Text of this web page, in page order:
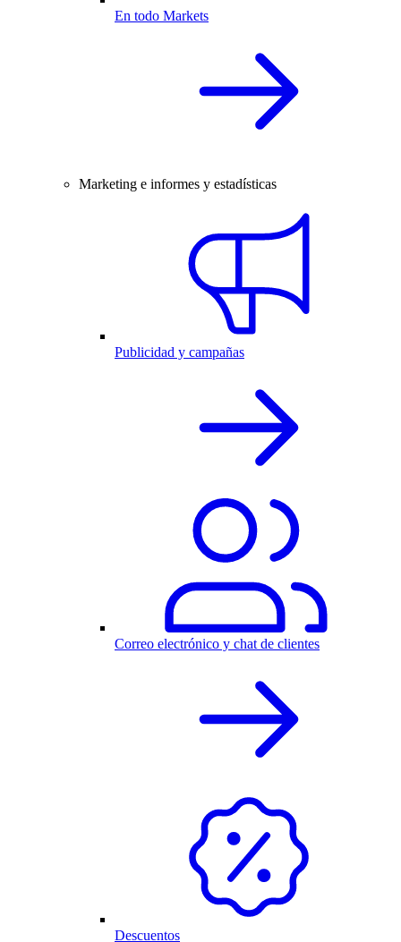
En todo Markets
Marketing e informes y estadísticas
Publicidad y campañas
Correo electrónico y chat de clientes
Descuentos